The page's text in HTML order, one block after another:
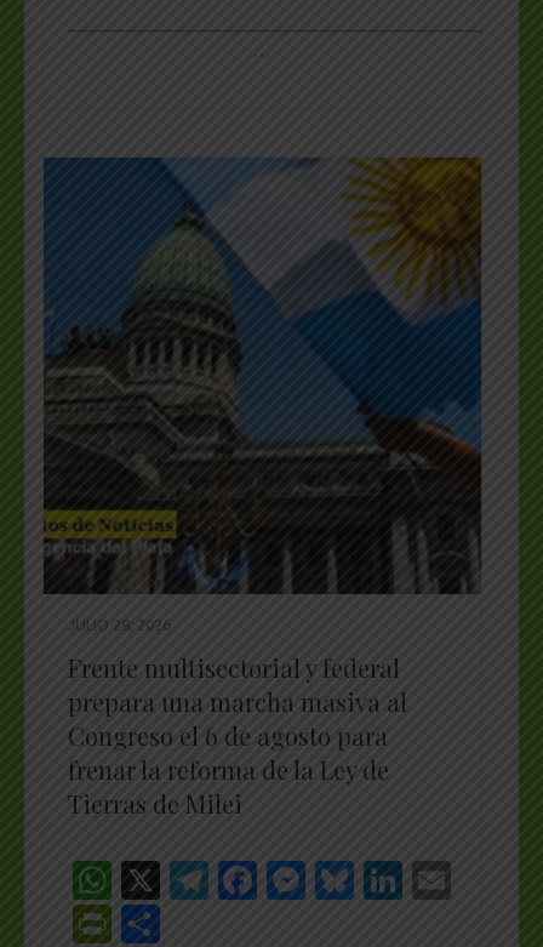
…
JULIO 28, 2026
Frente multisectorial y federal
prepara una marcha masiva al
Congreso el 6 de agosto para
frenar la reforma de la Ley de
Tierras de Milei
WhatsApp
X Telegram
Facebook
Messenger
Bluesky
PrintFriendly